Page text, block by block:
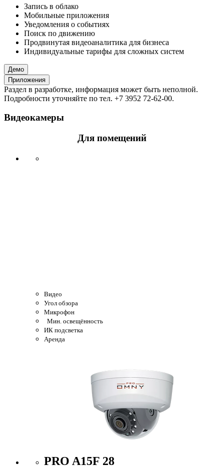
Запись в облако
Мобильные приложения
Уведомления о событиях
Поиск по движению
Продвинутая видеоаналитика для бизнеса
Индивидуальные тарифы для сложных систем
Демо
Приложения
Раздел в разработке, информация может быть неполной.
Подробности уточняйте по тел. +7 3952 72-62-00.
Видеокамеры
Для помещений
Видео
Угол обзора
Микрофон
Мин. освещённость
ИК подсветка
Аренда
PRO A15F 28